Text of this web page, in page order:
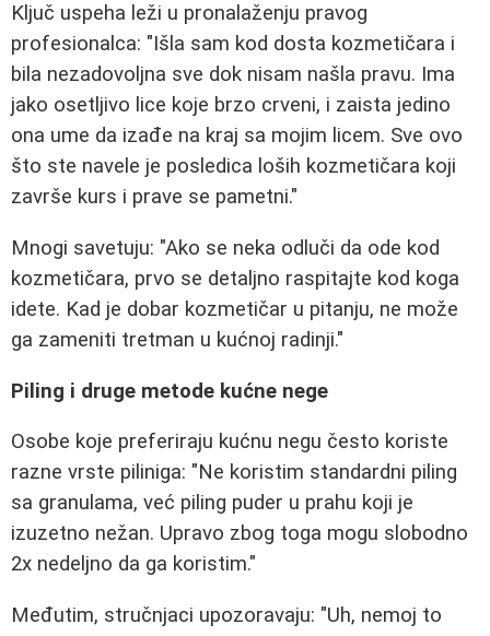
Ključ uspeha leži u pronalaženju pravog
profesionalca: "Išla sam kod dosta kozmetičara i
bila nezadovoljna sve dok nisam našla pravu. Ima
jako osetljivo lice koje brzo crveni, i zaista jedino
ona ume da izađe na kraj sa mojim licem. Sve ovo
što ste navele je posledica loših kozmetičara koji
završe kurs i prave se pametni."
Mnogi savetuju: "Ako se neka odluči da ode kod
kozmetičara, prvo se detaljno raspitajte kod koga
idete. Kad je dobar kozmetičar u pitanju, ne može
ga zameniti tretman u kućnoj radinji."
Piling i druge metode kućne nege
Osobe koje preferiraju kućnu negu često koriste
razne vrste piliniga: "Ne koristim standardni piling
sa granulama, već piling puder u prahu koji je
izuzetno nežan. Upravo zbog toga mogu slobodno
2x nedeljno da ga koristim."
Međutim, stručnjaci upozoravaju: "Uh, nemoj to